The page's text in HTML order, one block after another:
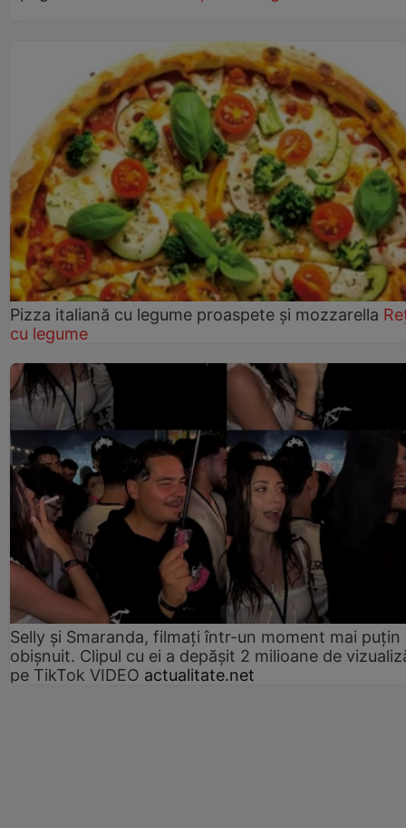
Pizza italiană cu legume proaspete și mozzarella
cu legume
Selly și Smaranda, filmați într-un moment mai puțin
obișnuit. Clipul cu ei a depășit 2 milioane de
pe TikTok VIDEO actualitate.net